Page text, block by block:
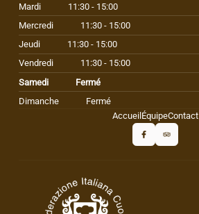
Mardi
11:30 - 15:00
Mercredi
11:30 - 15:00
Jeudi
11:30 - 15:00
Vendredi
11:30 - 15:00
Samedi
Fermé
Dimanche
Fermé
Accueil ÉquipeContact